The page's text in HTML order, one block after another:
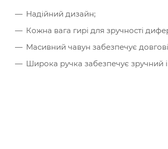
Надійний дизайн;
Кожна вага гирі для зручності
Масивний чавун забезпечує
Широка ручка забезпечує зручний